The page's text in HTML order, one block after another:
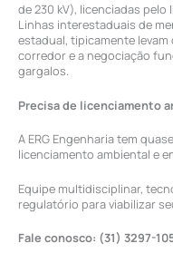
de 230 kV), licenciadas pelo
Linhas interestaduais de
estadual, tipicamente levam
corredor e a negociação
gargalos.
Precisa de licenciamento
A ERG Engenharia tem
licenciamento ambiental e
Equipe multidisciplinar,
regulatório para viabilizar
Fale conosco: (31) 3297-